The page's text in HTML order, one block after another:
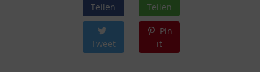
Teilen Teilen
Tweet
Pin
it